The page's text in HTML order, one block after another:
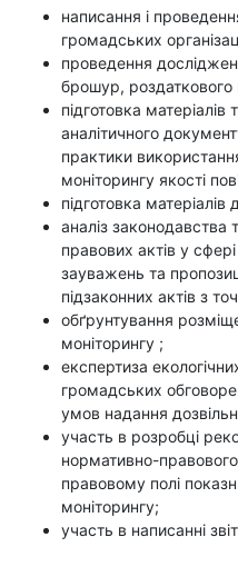
написання і
громадських
проведення
брошур, роздаткового
підготовка
аналітичного
практики
моніторингу якості
підготовка матеріалів
аналіз законодавства
правових актів у
зауважень та
підзаконних актів з
обґрунтування
моніторингу ;
експертиза
громадських
умов надання
участь в розробці
нормативно-правового
правовому полі
моніторингу;
участь в написанні